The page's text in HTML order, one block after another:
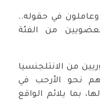
وعاملون في حقوله..
من الفئة
من الانتلجنسيا
نحو الأرحب في
بما يلائم الواقع